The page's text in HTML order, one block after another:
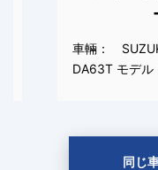
車輛：
DA63T モデ
同じ